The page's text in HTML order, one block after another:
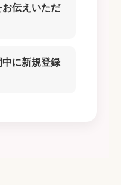
お伝えいただ
に新規登録